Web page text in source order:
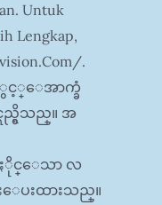
Untuk
Lengkap,
.
င့္ေအာက္ခံ
ရွိသည္။ အ
ႏိုင္ေသာ လ
ပးထားသည္။